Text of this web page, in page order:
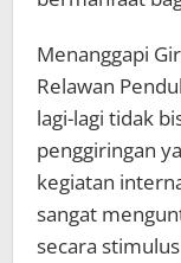
Menanggapi
Relawan
lagi-lagi tidak
penggiringan
kegiatan
sangat
secara